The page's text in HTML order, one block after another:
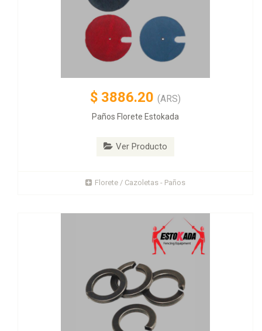
$ 3886.20 (ARS)
Paños Florete Estokada
Ver Producto
Florete / Cazoletas - Paños